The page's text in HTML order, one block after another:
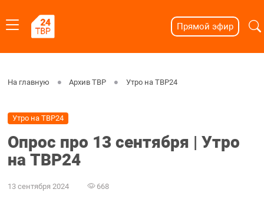
Прямой эфир
На главную Архив ТВР Утро на ТВР24
Утро на ТВР24
Опрос про 13 сентября | Утро
на ТВР24
13 сентября 2024 668